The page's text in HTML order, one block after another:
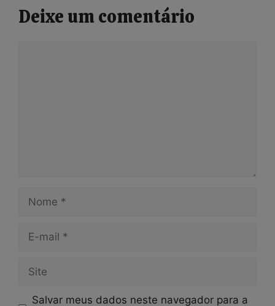
Deixe um comentário
Nome
Site
Salvar meus dados neste navegador para a